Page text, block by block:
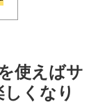
使えばサ
くなり